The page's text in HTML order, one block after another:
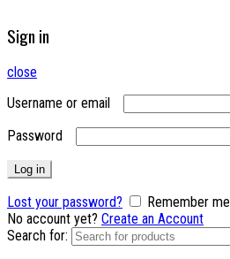
Sign in
close
Username or email
Password
Log in
Lost your password?
Remember me
No account yet? Create an Account
Search for: